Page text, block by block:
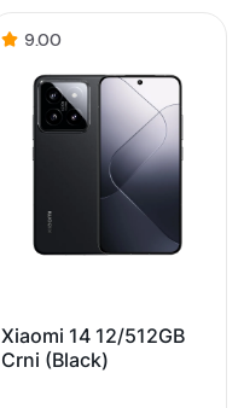
9.00
Xiaomi 14 12/512GB
Crni (Black)